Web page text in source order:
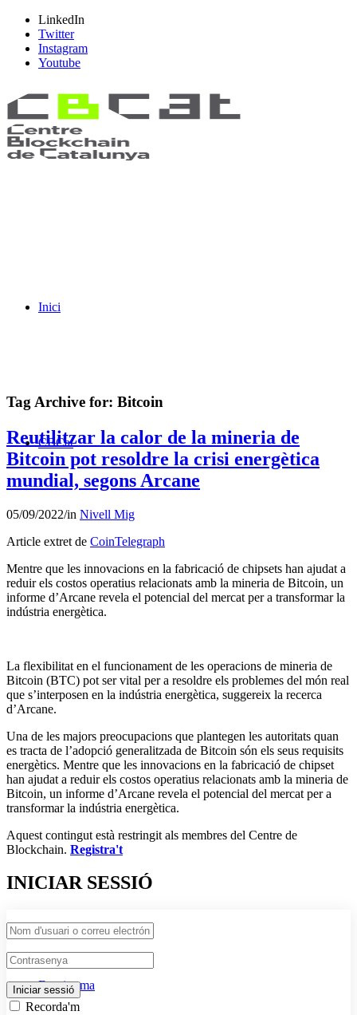
LinkedIn
Twitter
Instagram
Youtube
Inici
CBCat
Ecosistema
Tag Archive for: Bitcoin
Reutilitzar la calor de la mineria de
Bitcoin pot resoldre la crisi energètica
mundial, segons Arcane
05/09/2022/in Nivell Mig
Article extret de CoinTelegraph
Mentre que les innovacions en la fabricació de chipsets han ajudat a
reduir els costos operatius relacionats amb la mineria de Bitcoin, un
informe d’Arcane revela el potencial del mercat per a transformar la
indústria energètica.
La flexibilitat en el funcionament de les operacions de mineria de
Bitcoin (BTC) pot ser vital per a resoldre els problemes del món real
que s’interposen en la indústria energètica, suggereix la recerca
d’Arcane.
Una de les majors preocupacions que plantegen les autoritats quan
es tracta de l’adopció generalitzada de Bitcoin són els seus requisits
energètics. Mentre que les innovacions en la fabricació de chipset
han ajudat a reduir els costos operatius relacionats amb la mineria de
Bitcoin, un informe d’Arcane revela el potencial del mercat per a
transformar la indústria energètica.
Aquest contingut està restringit als membres del Centre de
Blockchain. Registra't
INICIAR SESSIÓ
Recorda'm